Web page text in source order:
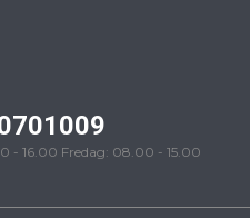
- 16.00 Fredag: 08.00 - 15.00